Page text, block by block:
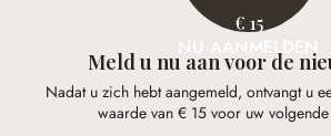
€ 15
NU AANMELDEN
Meld u nu aan voor de
Nadat u zich hebt aangemeld, ontvangt u
waarde van € 15 voor uw